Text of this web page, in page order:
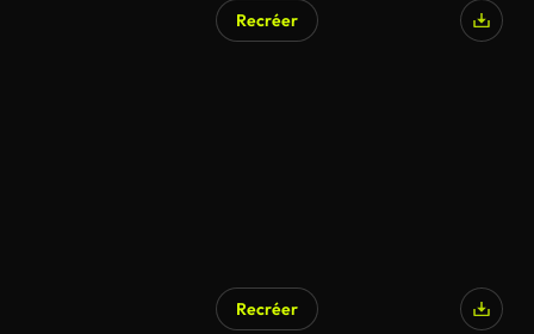
Recréer
Recréer